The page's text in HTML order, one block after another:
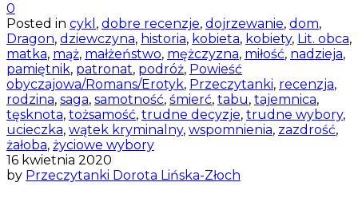
0
Posted in cykl , dobre recenzje, dojrzewanie, dom,
Dragon, dziewczyna, historia, kobieta, kobiety, Lit. obca,
matka, mąż, małżeństwo, mężczyzna, miłość, nadzieja,
pamiętnik, patronat, podróż, Powieść
obyczajowa/Romans/Erotyk, Przeczytanki, recenzja,
rodzina, saga, samotność, śmierć, tabu, tajemnica,
tęsknota, tożsamość, trudne decyzje, trudne wybory,
ucieczka, wątek kryminalny, wspomnienia, zazdrość,
żałoba, życiowe wybory
16 kwietnia 2020
by Przeczytanki Dorota Lińska-Złoch